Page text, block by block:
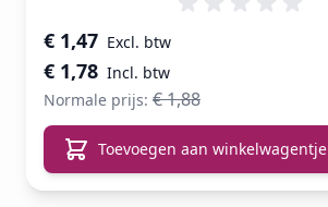
Speciale prijs
€ 1,78
€ 1,47
Normale prijs: € 1,88
Toevoegen aan winkelwagentje